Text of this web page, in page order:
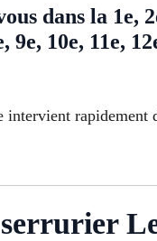
dans la 1e,
9e, 10e, 11e,
intervient rapidement